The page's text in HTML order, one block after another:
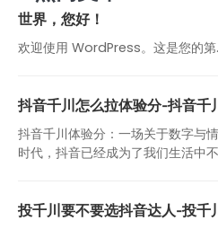
世界，您好！
欢迎使用 WordPress。这是您的
抖音千川怎么拉体验分-抖音千
抖音千川体验分：一场关于数字与
时代，抖音已经成为了我们生活中
投千川要不要选抖音达人-投千